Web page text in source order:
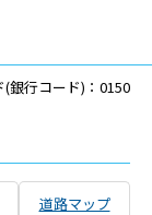
銀行コード)：0150
道路マップ